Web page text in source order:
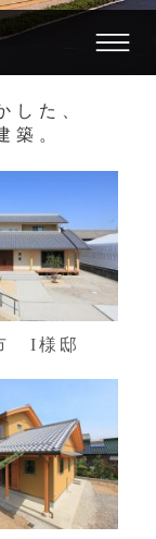
した、
築。
I様邸